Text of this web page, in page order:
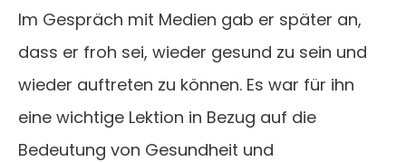
Im Gespräch mit Medien gab er später an,
dass er froh sei, wieder gesund zu sein und
wieder auftreten zu können. Es war für ihn
eine wichtige Lektion in Bezug auf die
Bedeutung von Gesundheit und